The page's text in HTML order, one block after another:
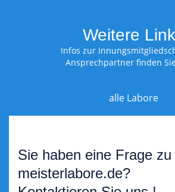
Weitere
Infos zur
Ansprechpartner finden
alle Labore